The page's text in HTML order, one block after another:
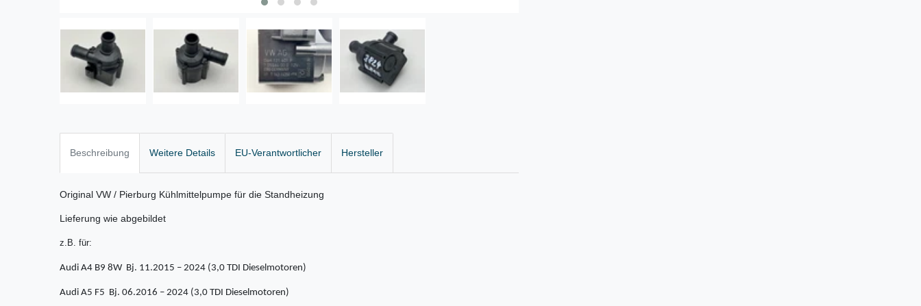
Beschreibung Weitere Details EU-Verantwortlicher Hersteller
Original VW / Pierburg Kühlmittelpumpe für die Standheizung
Lieferung wie abgebildet
z.B. für:
Audi A4 B9 8W Bj. 11.2015 – 2024 (3,0 TDI Dieselmotoren)
Audi A5 F5 Bj. 06.2016 – 2024 (3,0 TDI Dieselmotoren)